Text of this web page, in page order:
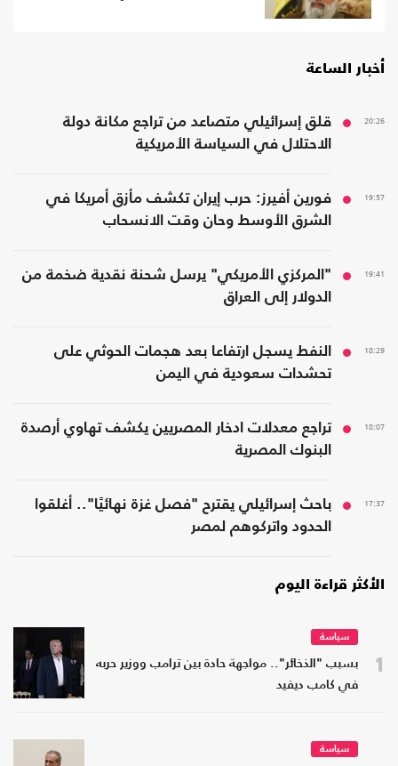
أخبار الساعة
20:26
قلق إسرائيلي متصاعد من تراجع مكانة دولة
الاحتلال في السياسة الأمريكية
19:57
فورين أفيرز: حرب إيران تكشف مأزق أمريكا في
الشرق الأوسط وحان وقت الانسحاب
19:41
"المركزي الأمريكي" يرسل شحنة نقدية ضخمة من
الدولار إلى العراق
18:29
النفط يسجل ارتفاعا بعد هجمات الحوثي على
تحشدات سعودية في اليمن
18:07
تراجع معدلات ادخار المصريين يكشف تهاوي أرصدة
البنوك المصرية
17:37
باحث إسرائيلي يقترح "فصل غزة نهائيًا".. أغلقوا
الحدود واتركوهم لمصر
الأكثر قراءة اليوم
1
سياسة
بسبب "الذخائر".. مواجهة حادة بين ترامب ووزير حربه
في كامب ديفيد
سياسة